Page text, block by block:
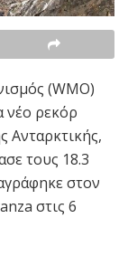
(WMO)
ρεκόρ
Ανταρκτικής,
τους 18.3
στον
στις 6